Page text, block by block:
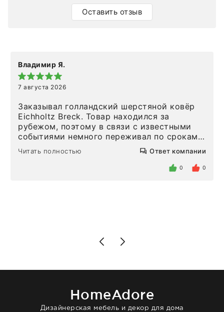
Оставить отзыв
Владимир Я.
7 августа 2026
Заказывал голландский шерстяной ковёр
Eichholtz Breck. Товар находился за
рубежом, поэтому в связи с известными
событиями немного переживал по срокам.
Но homeadore привезли ровно в
определенное в договоре время, без
то качество выше всяких похвал. Выглядит
Читать полностью Ответ компании
0 0
HomeAdore
Дизайнерская мебель и декор для дома